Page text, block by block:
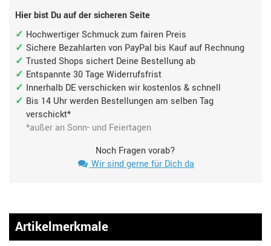
Hier bist Du auf der sicheren Seite
Hochwertiger Schmuck zum fairen Preis
Sichere Bezahlarten von PayPal bis Kauf auf Rechnung
Trusted Shops sichert Deine Bestellung ab
Entspannte 30 Tage Widerrufsfrist
Innerhalb DE verschicken wir kostenlos & schnell
Bis 14 Uhr werden Bestellungen am selben Tag
verschickt*
*außer an Sonn- und Feiertagen
Noch Fragen vorab?
Wir sind gerne für Dich da
Artikelmerkmale